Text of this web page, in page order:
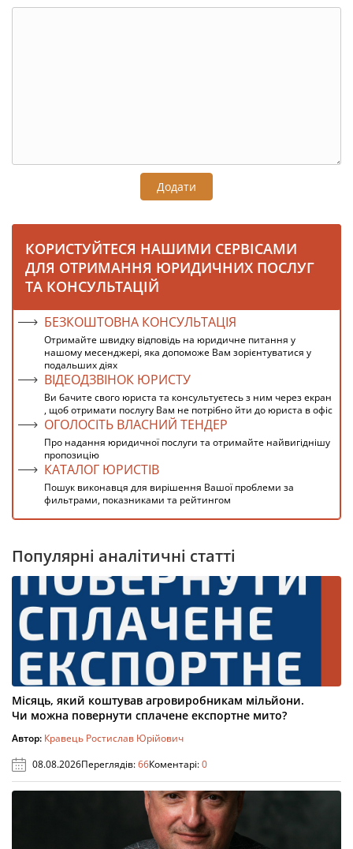
Додати
КОРИСТУЙТЕСЯ НАШИМИ СЕРВІСАМИ
ДЛЯ ОТРИМАННЯ ЮРИДИЧНИХ ПОСЛУГ
ТА КОНСУЛЬТАЦІЙ
БЕЗКОШТОВНА КОНСУЛЬТАЦІЯ
Отримайте швидку відповідь на юридичне питання у
нашому месенджері, яка допоможе Вам зорієнтуватися у
подальших діях
ВІДЕОДЗВІНОК ЮРИСТУ
Ви бачите свого юриста та консультуєтесь з ним через екран
, щоб отримати послугу Вам не потрібно йти до юриста в офіс
ОГОЛОСІТЬ ВЛАСНИЙ ТЕНДЕР
Про надання юридичної послуги та отримайте найвигіднішу
пропозицію
КАТАЛОГ ЮРИСТІВ
Пошук виконавця для вирішення Вашої проблеми за
фильтрами, показниками та рейтингом
Популярні аналітичні статті
Місяць, який коштував агровиробникам мільйони.
Чи можна повернути сплачене експортне мито?
Автор: Кравець Ростислав Юрійович
08.08.2026Переглядів:66Коментарі:0